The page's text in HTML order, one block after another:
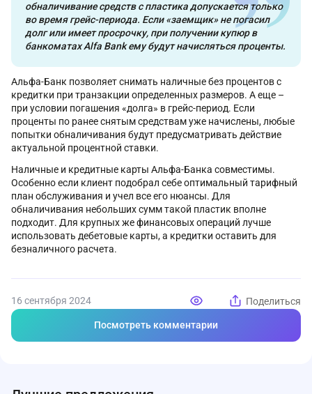
обналичивание средств с пластика допускается только
во время грейс-периода. Если «заемщик» не погасил
долг или имеет просрочку, при получении купюр в
банкоматах Alfa Bank ему будут начисляться проценты.
Альфа-Банк позволяет снимать наличные без процентов с
кредитки при транзакции определенных размеров. А еще –
при условии погашения «долга» в грейс-период. Если
проценты по ранее снятым средствам уже начислены, любые
попытки обналичивания будут предусматривать действие
актуальной процентной ставки.
Наличные и кредитные карты Альфа-Банка совместимы.
Особенно если клиент подобрал себе оптимальный тарифный
план обслуживания и учел все его нюансы. Для
обналичивания небольших сумм такой пластик вполне
подходит. Для крупных же финансовых операций лучше
использовать дебетовые карты, а кредитки оставить для
безналичного расчета.
16 сентября 2024 Поделиться
Посмотреть комментарии